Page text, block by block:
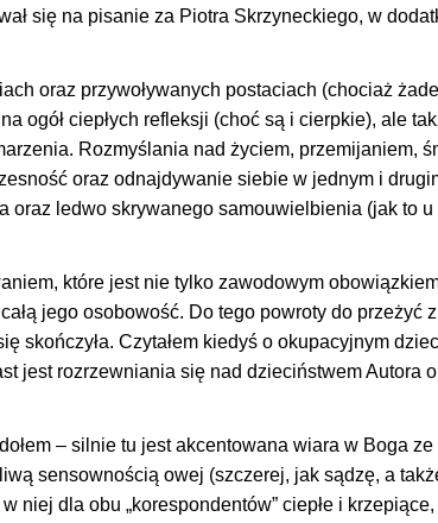
się na pisanie za Piotra Skrzyneckiego, w
oraz przywoływanych postaciach (chociaż
ogół ciepłych refleksji (choć są i cierpkie), ale
Rozmyślania nad życiem, przemijaniem,
oraz odnajdywanie siebie w jednym i
oraz ledwo skrywanego samouwielbienia (jak to u
które jest nie tylko zawodowym
jego osobowość. Do tego powroty do przeżyć
skończyła. Czytałem kiedyś o okupacyjnym
jest rozrzewniania się nad dzieciństwem Autora
– silnie tu jest akcentowana wiara w Boga ze
sensownością owej (szczerej, jak sądzę, a
niej dla obu „korespondentów” ciepłe i krzepiące,